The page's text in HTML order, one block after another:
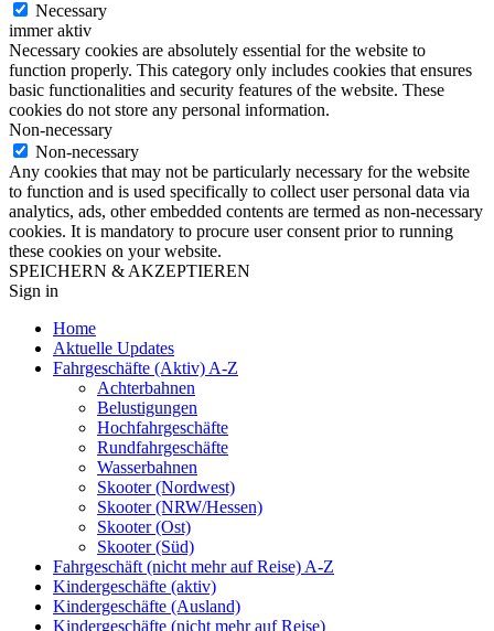
Necessary
immer aktiv
Necessary cookies are absolutely essential for the website to
function properly. This category only includes cookies that ensures
basic functionalities and security features of the website. These
cookies do not store any personal information.
Non-necessary
Non-necessary
Any cookies that may not be particularly necessary for the website
to function and is used specifically to collect user personal data via
analytics, ads, other embedded contents are termed as non-necessary
cookies. It is mandatory to procure user consent prior to running
these cookies on your website.
SPEICHERN & AKZEPTIEREN
Sign in
Home
Aktuelle Updates
Fahrgeschäfte (Aktiv) A-Z
Achterbahnen
Belustigungen
Hochfahrgeschäfte
Rundfahrgeschäfte
Wasserbahnen
Skooter (Nordwest)
Skooter (NRW/Hessen)
Skooter (Ost)
Skooter (Süd)
Fahrgeschäft (nicht mehr auf Reise) A-Z
Kindergeschäfte (aktiv)
Kindergeschäfte (Ausland)
Kindergeschäfte (nicht mehr auf Reise)